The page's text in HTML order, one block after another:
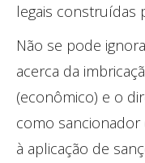
legais construídas
Não se pode
acerca da
(econômico) e o
como sancionador
à aplicação de